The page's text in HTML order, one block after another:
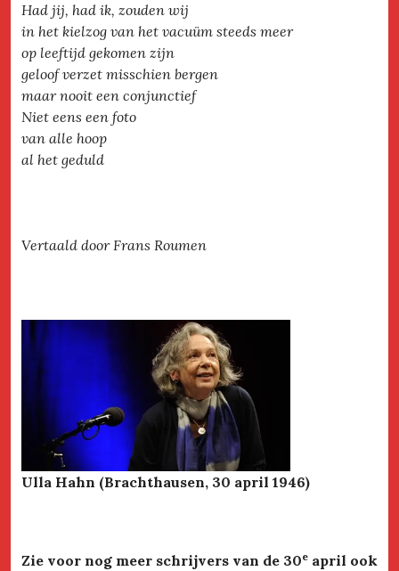
Had jij, had ik, zouden wij
in het kielzog van het vacuüm steeds meer
op leeftijd gekomen zijn
geloof verzet misschien bergen
maar nooit een conjunctief
Niet eens een foto
van alle hoop
al het geduld
Vertaald door Frans Roumen
Ulla Hahn (Brachthausen, 30 april 1946)
Zie voor nog meer schrijvers van de 30e april ook